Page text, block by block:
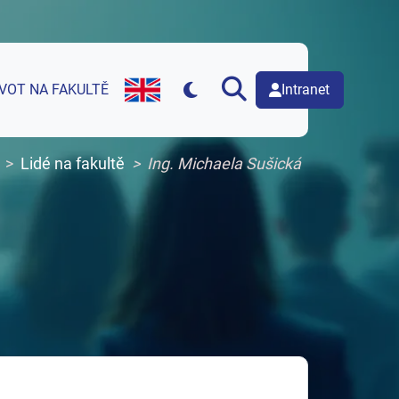
NA FAKULTĚ
English version of web page
Intranet
Lidé na fakultě Ing. Michaela Sušická